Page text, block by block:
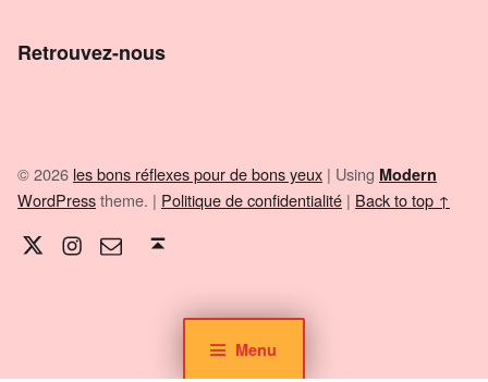
Menu
Retrouvez-nous
© 2026 les bons réflexes pour de bons yeux | Using Modern
WordPresstheme. | Politique de confidentialité | Back to top ↑